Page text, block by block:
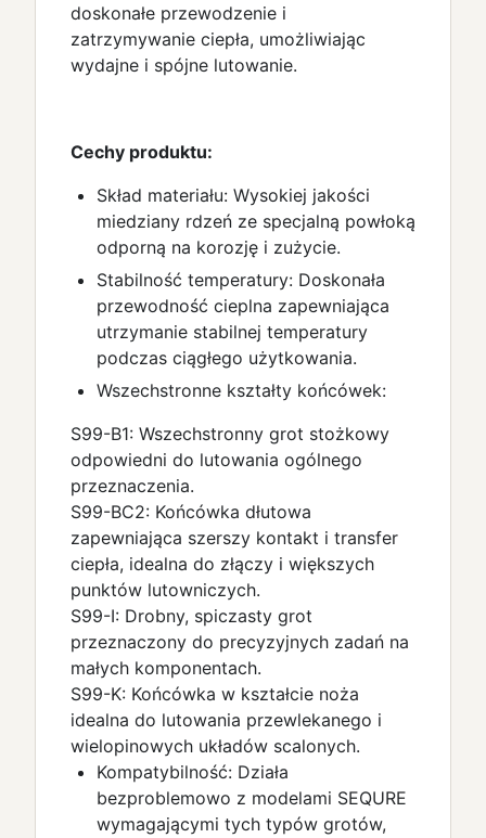
doskonałe przewodzenie i
zatrzymywanie ciepła, umożliwiając
wydajne i spójne lutowanie.
Cechy produktu:
Skład materiału: Wysokiej jakości
miedziany rdzeń ze specjalną powłoką
odporną na korozję i zużycie.
Stabilność temperatury: Doskonała
przewodność cieplna zapewniająca
utrzymanie stabilnej temperatury
podczas ciągłego użytkowania.
Wszechstronne kształty końcówek:
S99-B1: Wszechstronny grot stożkowy
odpowiedni do lutowania ogólnego
przeznaczenia.
S99-BC2: Końcówka dłutowa
zapewniająca szerszy kontakt i transfer
ciepła, idealna do złączy i większych
punktów lutowniczych.
S99-I: Drobny, spiczasty grot
przeznaczony do precyzyjnych zadań na
małych komponentach.
S99-K: Końcówka w kształcie noża
idealna do lutowania przewlekanego i
wielopinowych układów scalonych.
Kompatybilność: Działa
bezproblemowo z modelami SEQURE
wymagającymi tych typów grotów,